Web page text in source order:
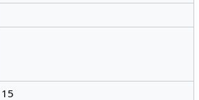
15